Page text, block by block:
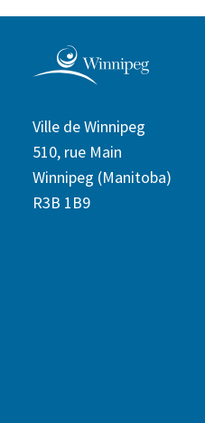
Ville de Winnipeg
510, rue Main
Winnipeg (Manitoba)
R3B 1B9